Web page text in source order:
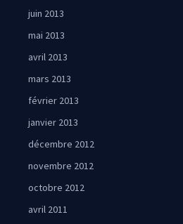
juin 2013
mai 2013
avril 2013
mars 2013
février 2013
janvier 2013
décembre 2012
novembre 2012
octobre 2012
avril 2011